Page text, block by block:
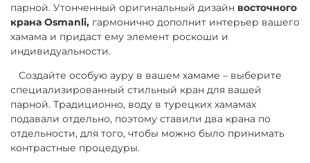
парной. Утонченный оригинальный дизайн восточного
крана Osmanli, гармонично дополнит интерьер вашего
хамама и придаст ему элемент роскоши и
индивидуальности.
Создайте особую ауру в вашем хамаме – выберите
специализированный стильный кран для вашей
парной. Традиционно, воду в турецких хамамах
подавали отдельно, поэтому ставили два крана по
отдельности, для того, чтобы можно было принимать
контрастные процедуры.